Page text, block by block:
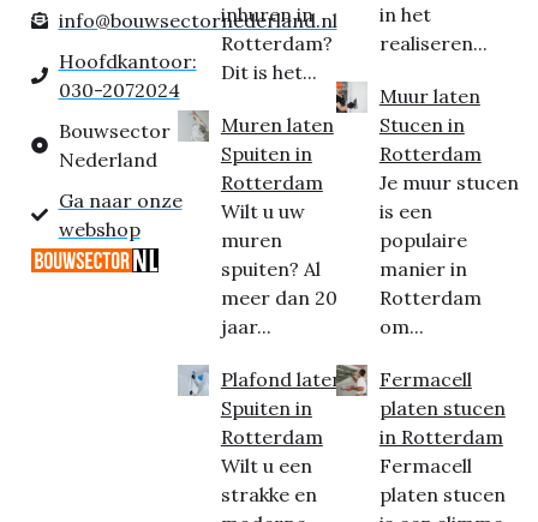
info@bouwsectornederland.nl
Hoofdkantoor:
030-2072024
Bouwsector
Nederland
Ga naar onze
webshop
inhuren in
Rotterdam?
Dit is het...
Muren laten
Spuiten in
Rotterdam
Wilt u uw
muren
spuiten? Al
meer dan 20
jaar...
Plafond laten
Spuiten in
Rotterdam
Wilt u een
strakke en
in het
realiseren...
Muur laten
Stucen in
Rotterdam
Je muur stucen
is een
populaire
manier in
Rotterdam
om...
Fermacell
platen stucen
in Rotterdam
Fermacell
platen stucen